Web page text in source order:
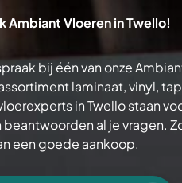
Ambiant Vloeren in Twello!
bij één van onze
laminaat, vinyl,
in Twello staan
al je vragen.
een goede aankoop.